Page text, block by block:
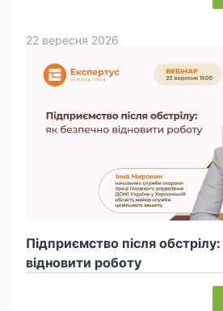
Підприємство після
відновити роботу
22 вересня 2026